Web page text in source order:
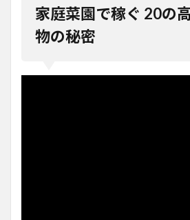
ぐ
20
の高
収益
家庭菜園で稼ぐ 20の
物の秘密